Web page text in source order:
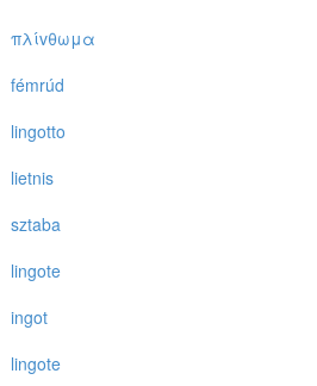
πλίvθωμα
fémrúd
lingotto
lietnis
sztaba
lingote
ingot
lingote